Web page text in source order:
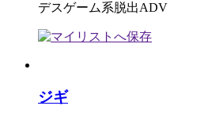
デスゲーム系脱出ADV
ジギ